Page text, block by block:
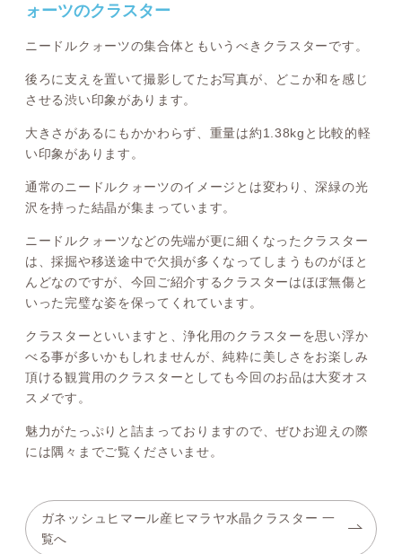
ォーツのクラスター
ニードルクォーツの集合体ともいうべきクラスターです。
後ろに支えを置いて撮影してたお写真が、どこか和を感じ
させる渋い印象があります。
大きさがあるにもかかわらず、重量は約1.38kgと比較的軽
い印象があります。
通常のニードルクォーツのイメージとは変わり、深緑の光
沢を持った結晶が集まっています。
ニードルクォーツなどの先端が更に細くなったクラスター
は、採掘や移送途中で欠損が多くなってしまうものがほと
んどなのですが、今回ご紹介するクラスターはほぼ無傷と
いった完璧な姿を保ってくれています。
クラスターといいますと、浄化用のクラスターを思い浮か
べる事が多いかもしれませんが、純粋に美しさをお楽しみ
頂ける観賞用のクラスターとしても今回のお品は大変オス
スメです。
魅力がたっぷりと詰まっておりますので、ぜひお迎えの際
には隅々までご覧くださいませ。
ガネッシュヒマール産ヒマラヤ水晶クラスター 一
覧へ